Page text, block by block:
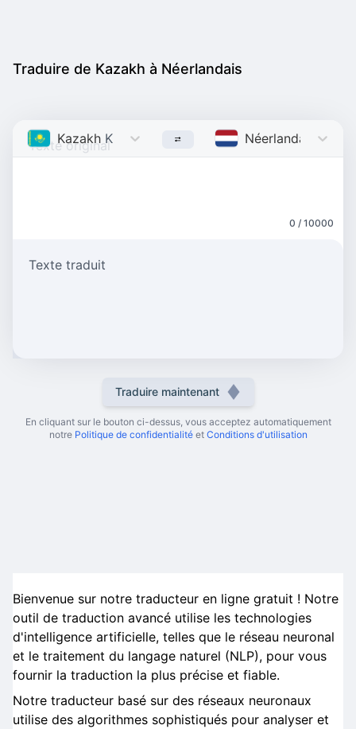
Traduire de Kazakh à Néerlandais
Kazakh Kazakh Néerlandais Dutch
0 / 10000
Texte traduit
Traduire maintenant
En cliquant sur le bouton ci-dessus, vous acceptez automatiquement
notre Politique de confidentialité et Conditions d'utilisation
Bienvenue sur notre traducteur en ligne gratuit ! Notre
outil de traduction avancé utilise les technologies
d'intelligence artificielle, telles que le réseau neuronal
et le traitement du langage naturel (NLP), pour vous
fournir la traduction la plus précise et fiable.
Notre traducteur basé sur des réseaux neuronaux
utilise des algorithmes sophistiqués pour analyser et